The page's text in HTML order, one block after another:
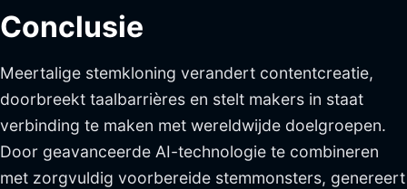
Conclusie
Meertalige stemkloning verandert contentcreatie,
doorbreekt taalbarrières en stelt makers in staat
verbinding te maken met wereldwijde doelgroepen.
Door geavanceerde AI-technologie te combineren
met zorgvuldig voorbereide stemmonsters, genereert